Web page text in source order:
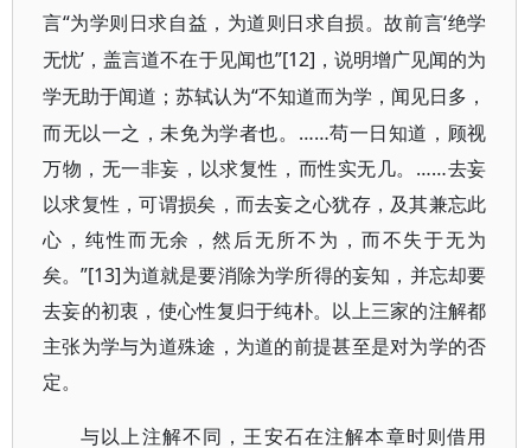
言“为学则日求自益，为道则日求自损。故前言‘绝学
无忧’，盖言道不在于见闻也”[12] ，说明增广见闻的为
学无助于闻道；苏轼认为“不知道而为学，闻见日多，
而无以一之，未免为学者也。……苟一日知道，顾视
万物，无一非妄，以求复性，而性实无几。……去妄
以求复性，可谓损矣，而去妄之心犹存，及其兼忘此
心，纯性而无余，然后无所不为，而不失于无为
矣。”[13]为道就是要消除为学所得的妄知，并忘却要
去妄的初衷，使心性复归于纯朴。以上三家的注解都
主张为学与为道殊途，为道的前提甚至是对为学的否
定。
与以上注解不同，王安石在注解本章时则借用